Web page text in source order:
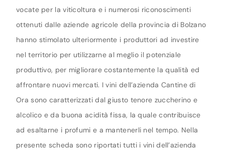
vocate per la viticoltura e i numerosi riconoscimenti
ottenuti dalle aziende agricole della provincia di Bolzano
hanno stimolato ulteriormente i produttori ad investire
nel territorio per utilizzarne al meglio il potenziale
produttivo, per migliorare costantemente la qualità ed
affrontare nuovi mercati. I vini dell’azienda Cantine di
Ora sono caratterizzati dal giusto tenore zuccherino e
alcolico e da buona acidità fissa, la quale contribuisce
ad esaltarne i profumi e a mantenerli nel tempo. Nella
presente scheda sono riportati tutti i vini dell’azienda